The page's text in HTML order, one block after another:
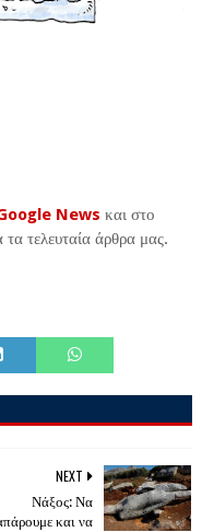
News και στο
τελευταία άρθρα μας.
NEXT
Νάξος: Να
και να